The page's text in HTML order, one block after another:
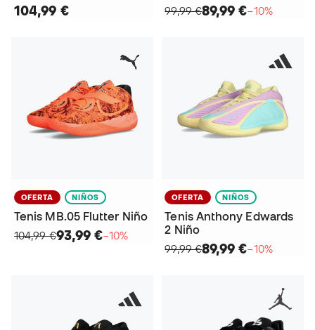
104,99 € 99,99 €89,99 €−10%
OFERTA NIÑOS
Tenis MB.05 Flutter Niño
104,99 €93,99 €−10%
OFERTA NIÑOS
Tenis Anthony Edwards
2 Niño
99,99 €89,99 €−10%